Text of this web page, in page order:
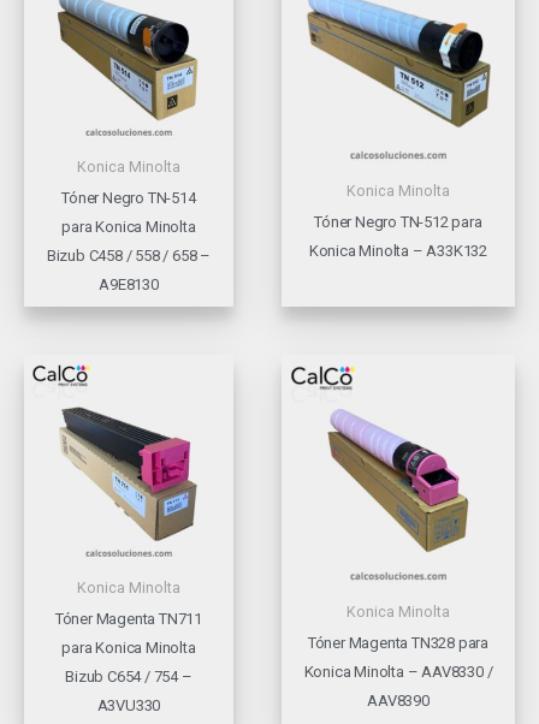
Konica Minolta
Tóner Negro TN-514
para Konica Minolta
Bizub C458 / 558 / 658 –
A9E8130
Konica Minolta
Tóner Negro TN-512 para
Konica Minolta – A33K132
Konica Minolta
Tóner Magenta TN711
para Konica Minolta
Bizub C654 / 754 –
A3VU330
Konica Minolta
Tóner Magenta TN328 para
Konica Minolta – AAV8330 /
AAV8390